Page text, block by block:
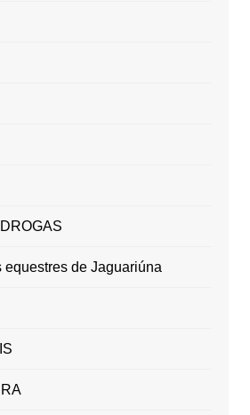
equestres de Jaguariúna